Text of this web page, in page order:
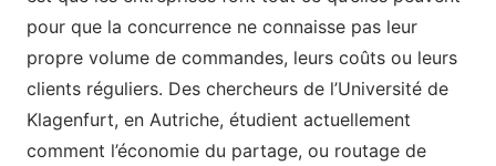
pour que la concurrence ne connaisse pas leur
propre volume de commandes, leurs coûts ou leurs
clients réguliers. Des chercheurs de l’Université de
Klagenfurt, en Autriche, étudient actuellement
comment l’économie du partage, ou routage de